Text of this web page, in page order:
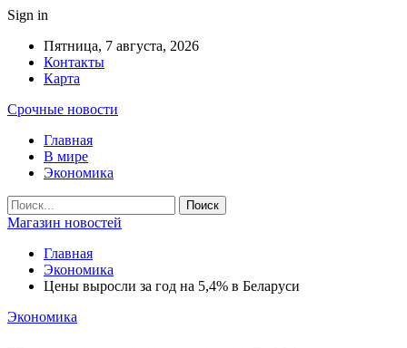
Sign in
Пятница, 7 августа, 2026
Контакты
Карта
Срочные новости
Главная
В мире
Экономика
Магазин новостей
Главная
Экономика
Цены выросли за год на 5,4% в Беларуси
Экономика